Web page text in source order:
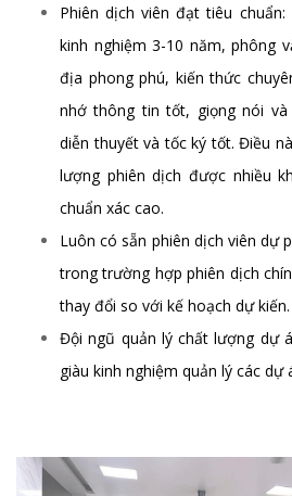
Phiên dịch viên đạt tiêu
kinh nghiệm 3-10 năm, phông
địa phong phú, kiến thức
nhớ thông tin tốt, giọng nói
diễn thuyết và tốc ký tốt. Điều
lượng phiên dịch được nhiều
chuẩn xác cao.
Luôn có sẵn phiên dịch viên dự
trong trường hợp phiên dịch
thay đổi so với kế hoạch dự kiến.
Đội ngũ quản lý chất lượng dự
giàu kinh nghiệm quản lý các dự